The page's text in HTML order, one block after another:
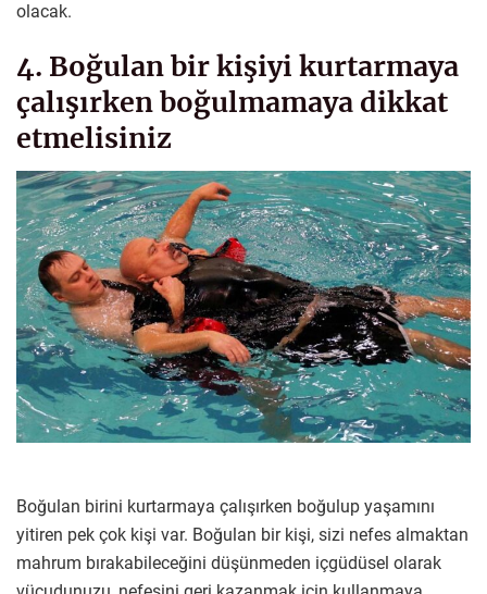
olacak.
4. Boğulan bir kişiyi kurtarmaya
çalışırken boğulmamaya dikkat
etmelisiniz
Boğulan birini kurtarmaya çalışırken boğulup yaşamını
yitiren pek çok kişi var. Boğulan bir kişi, sizi nefes almaktan
mahrum bırakabileceğini düşünmeden içgüdüsel olarak